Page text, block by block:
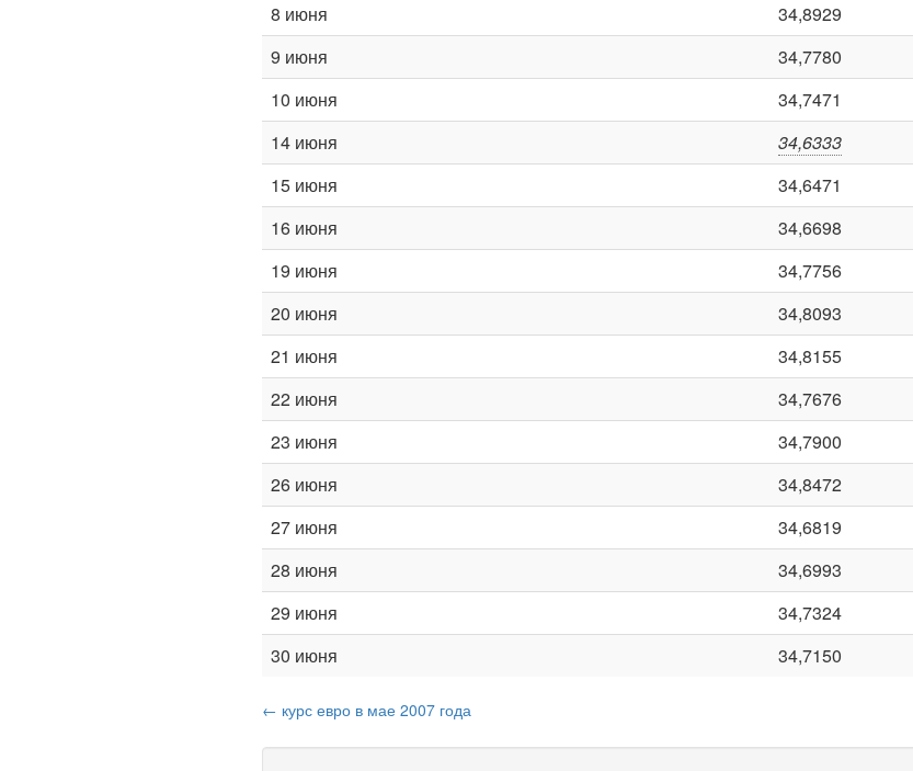
8 июня
34,8929
9 июня
34,7780
10 июня
34,7471
14 июня
34,6333
15 июня
34,6471
16 июня
34,6698
19 июня
34,7756
20 июня
34,8093
21 июня
34,8155
22 июня
34,7676
23 июня
34,7900
26 июня
34,8472
27 июня
34,6819
28 июня
34,6993
29 июня
34,7324
30 июня
34,7150
← курс евро в мае 2007 года